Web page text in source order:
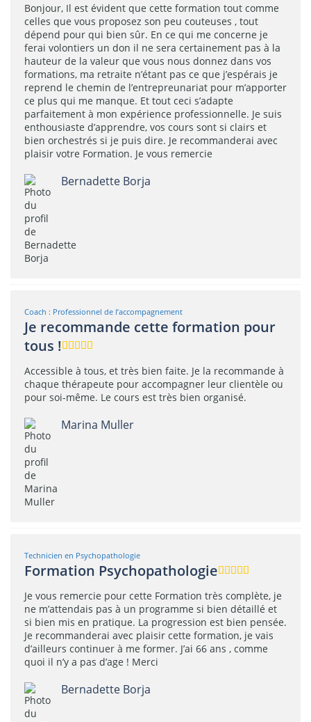
Bonjour, Il est évident que cette formation tout comme
celles que vous proposez son peu couteuses , tout
dépend pour qui bien sûr. En ce qui me concerne je
ferai volontiers un don il ne sera certainement pas à la
hauteur de la valeur que vous nous donnez dans vos
formations, ma retraite n’étant pas ce que j’espérais je
reprend le chemin de l’entrepreunariat pour m’apporter
ce plus qui me manque. Et tout ceci s’adapte
parfaitement à mon expérience professionnelle. Je suis
enthousiaste d’apprendre, vos cours sont si clairs et
bien orchestrés si je puis dire. Je recommanderai avec
plaisir votre Formation. Je vous remercie
Bernadette Borja
Coach : Professionnel de l’accompagnement
Je recommande cette formation pour
tous !
Accessible à tous, et très bien faite. Je la recommande à
chaque thérapeute pour accompagner leur clientèle ou
pour soi-même. Le cours est très bien organisé.
Marina Muller
Technicien en Psychopathologie
Formation Psychopathologie
Je vous remercie pour cette Formation très complète, je
ne m’attendais pas à un programme si bien détaillé et
si bien mis en pratique. La progression est bien pensée.
Je recommanderai avec plaisir cette formation, je vais
d’ailleurs continuer à me former. J’ai 66 ans , comme
quoi il n’y a pas d’age ! Merci
Bernadette Borja